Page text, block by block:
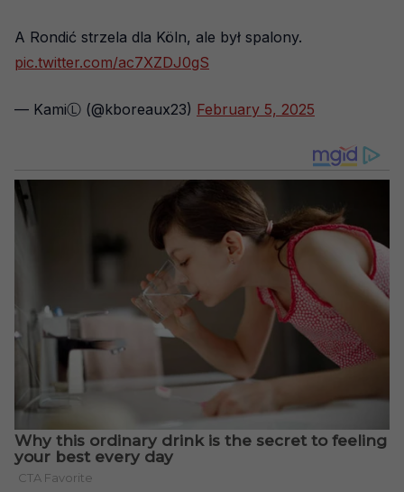
A Rondić strzela dla Köln, ale był spalony.
pic.twitter.com/ac7XZDJ0gS
— KamiⓁ (@kboreaux23) February 5, 2025